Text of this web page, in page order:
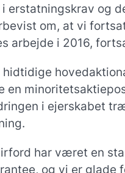
erstatningskrav og
om, at vi
arbejde i 2016,
hidtidige
en
i ejerskabet
har været en
og vi er